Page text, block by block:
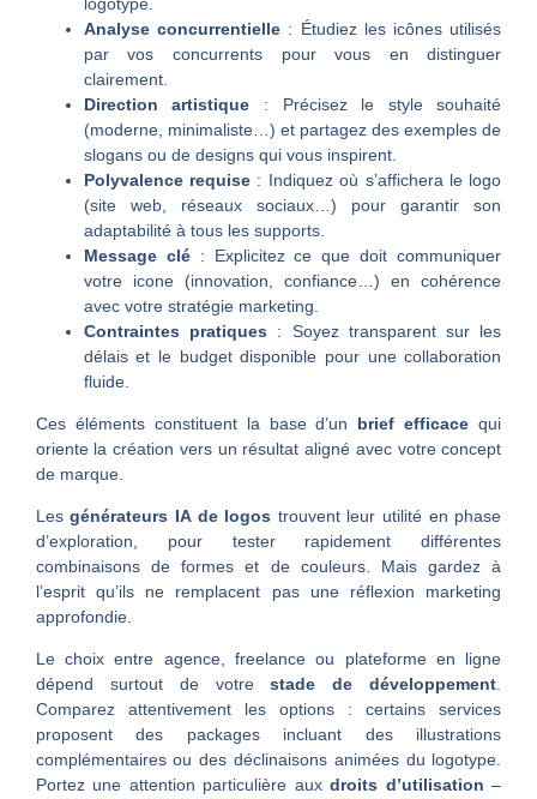
Analyse concurrentielle: Étudiez les icônes utilisés
par vos concurrents pour vous en distinguer
clairement.
Direction artistique : Précisez le style souhaité
(moderne, minimaliste…) et partagez des exemples de
slogans ou de designs qui vous inspirent.
Polyvalence requise : Indiquez où s’affichera le logo
(site web, réseaux sociaux…) pour garantir son
adaptabilité à tous les supports.
Message clé: Explicitez ce que doit communiquer
votre icone (innovation, confiance…) en cohérence
avec votre stratégie marketing.
Contraintes pratiques : Soyez transparent sur les
délais et le budget disponible pour une collaboration
fluide.
Ces éléments constituent la base d’un brief efficace qui
oriente la création vers un résultat aligné avec votre concept
de marque.
Lesgénérateurs IA de logos trouvent leur utilité en phase
d’exploration, pour tester rapidement différentes
combinaisons de formes et de couleurs. Mais gardez à
l’esprit qu’ils ne remplacent pas une réflexion marketing
approfondie.
Le choix entre agence, freelance ou plateforme en ligne
dépend surtout de votrestade de développement
Comparez attentivement les options : certains services
proposent des packages incluant des illustrations
complémentaires ou des déclinaisons animées du logotype.
Portez une attention particulière auxdroits d’utilisation –